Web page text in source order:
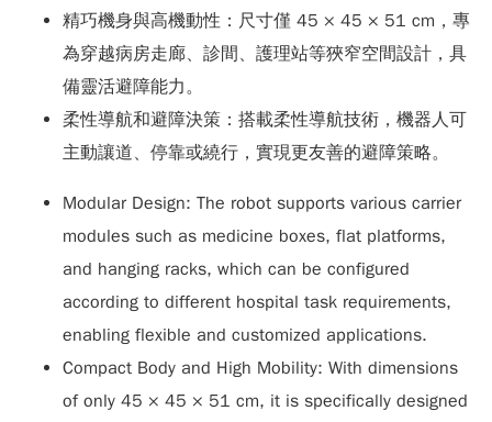
精巧機身與高機動性：尺寸僅 45 × 45 × 51 cm，專
為穿越病房走廊、診間、護理站等狹窄空間設計，具
備靈活避障能力。
柔性導航和避障決策：搭載柔性導航技術，機器人可
主動讓道、停靠或繞行，實現更友善的避障策略。
Modular Design: The robot supports various carrier
modules such as medicine boxes, flat platforms,
and hanging racks, which can be configured
according to different hospital task requirements,
enabling flexible and customized applications.
Compact Body and High Mobility: With dimensions
of only 45 × 45 × 51 cm, it is specifically designed